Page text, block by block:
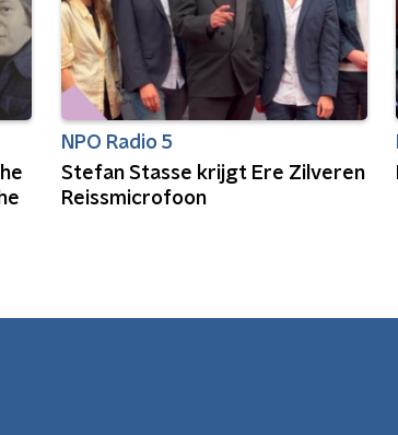
NPO Radio 5
Stefan Stasse krijgt Ere Zilveren
Reissmicrofoon